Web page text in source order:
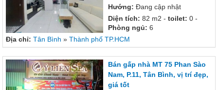
Hướng: Đang cập nhật
Diện tích: 82 m2 - toilet: 0 -
Phòng ngủ: 6
Địa chỉ: Tân Bình » Thành phố TP.HCM
Bán gấp nhà MT 75 Phan Sào
Nam, P.11, Tân Bình, vị trí đẹp,
giá tốt